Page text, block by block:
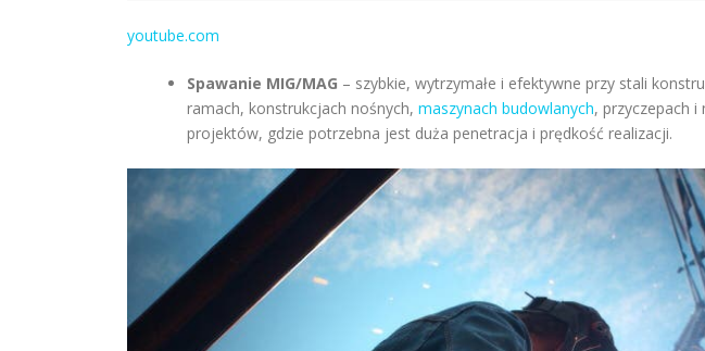
youtube.com
Spawanie MIG/MAG – szybkie, wytrzymałe i efektywne przy stali
ramach, konstrukcjach nośnych, maszynach budowlanych, przyczepach i
projektów, gdzie potrzebna jest duża penetracja i prędkość realizacji.